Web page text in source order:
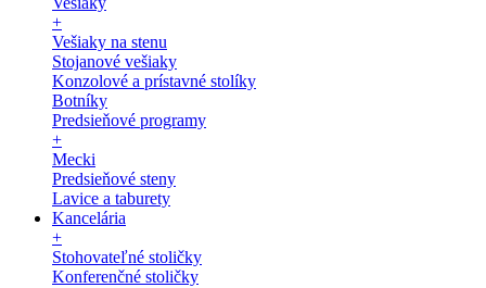
+
Vešiaky na stenu
Stojanové vešiaky
Konzolové a prístavné stolíky
Botníky
Predsieňové programy
+
Mecki
Predsieňové steny
Lavice a taburety
Kancelária
+
Stohovateľné stoličky
Konferenčné stoličky